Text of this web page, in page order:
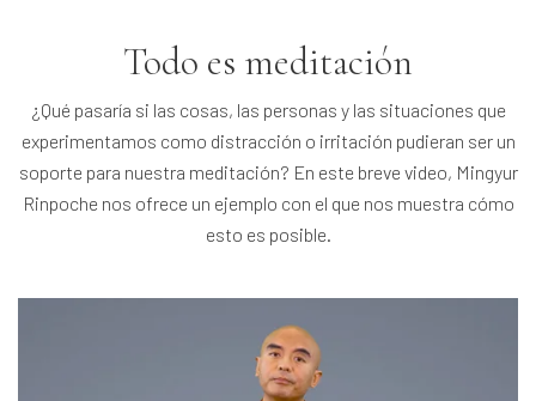
Todo es meditación
¿Qué pasaría si las cosas, las personas y las situaciones que
experimentamos como distracción o irritación pudieran ser un
soporte para nuestra meditación? En este breve video, Mingyur
Rinpoche nos ofrece un ejemplo con el que nos muestra cómo
esto es posible.